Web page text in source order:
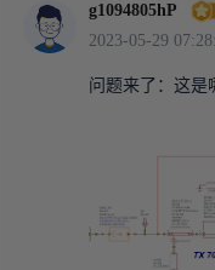
g1094805hP
2023-05-29
问题来了：这是